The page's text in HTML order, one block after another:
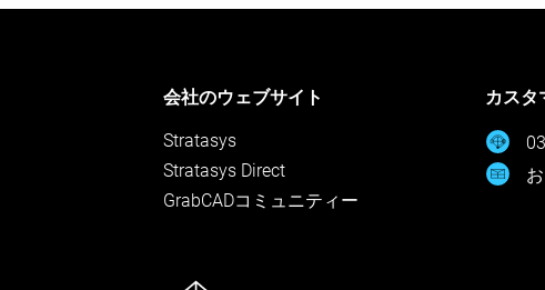
会社のウェブサイト
Stratasys
Stratasys Direct
GrabCADコミュニティー
カスタ